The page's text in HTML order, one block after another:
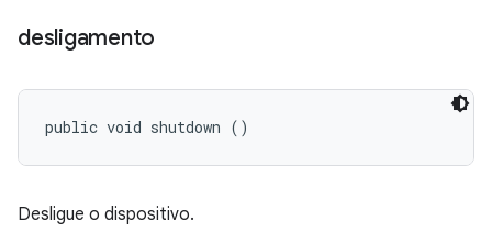
desligamento
public void shutdown ()
Desligue o dispositivo.